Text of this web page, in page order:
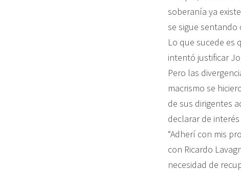
soberanía ya
se sigue sentando
Lo que sucede es
intentó justificar
Pero las
macrismo se
de sus dirigentes
declarar de
“Adherí con mis
con Ricardo
necesidad de